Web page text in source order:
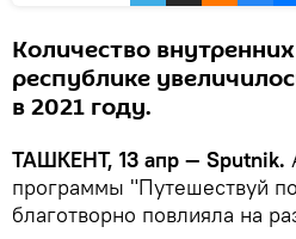
Количество
республике
в 2021 году.
ТАШКЕНТ, 13 апр — Sputnik.
программы "Путешествуй
благотворно повлияла на